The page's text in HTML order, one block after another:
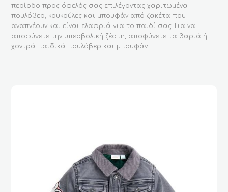
περίοδο προς όφελός σας επιλέγοντας χαριτωμένα
πουλόβερ, κουκούλες και μπουφάν από ζακέτα που
αναπνέουν και είναι ελαφριά για το παιδί σας. Για να
αποφύγετε την υπερβολική ζέστη, αποφύγετε τα βαριά ή
χοντρά παιδικά πουλόβερ και μπουφάν.